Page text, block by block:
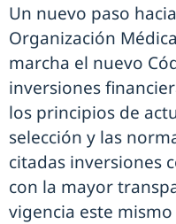
Un nuevo paso
Organización
marcha el nuevo
inversiones
los principios de
selección y las
citadas inversiones
con la mayor
vigencia este